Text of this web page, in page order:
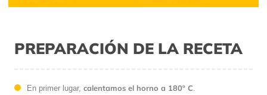
PREPARACIÓN DE LA RECETA
En primer lugar, calentamos el horno a 180º C.